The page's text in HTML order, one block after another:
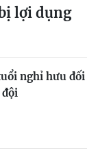
lợi dụng
nghỉ hưu đối
đội